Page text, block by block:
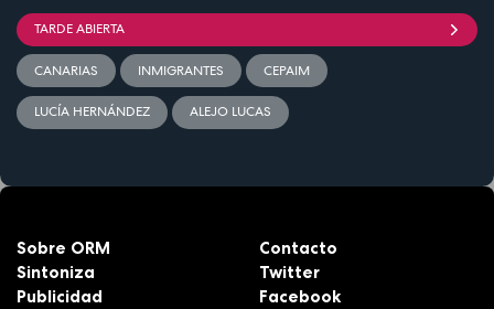
TARDE ABIERTA
CANARIAS INMIGRANTES CEPAIM
LUCÍA HERNÁNDEZ ALEJO LUCAS
Sobre ORM
Sintoniza
Publicidad
Contacto
Twitter
Facebook